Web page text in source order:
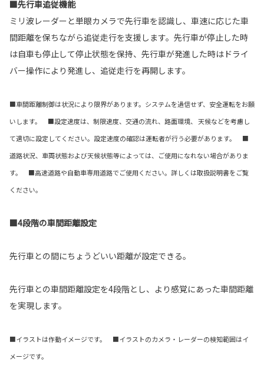
■先行車追従機能
ミリ波レーダーと単眼カメラで先行車を認識し、車速に応じた車
間距離を保ちながら追従走行を支援します。先行車が停止した時
は自車も停止して停止状態を保持、先行車が発進した時はドライ
バー操作により発進し、追従走行を再開します。
■車間距離制御は状況により限界があります。システムを過信せず、安全運転をお願
いします。 ■設定速度は、制限速度、交通の流れ、路面環境、 天候などを考慮し
て適切に設定してください。設定速度の確認は運転者が行う必要があります。 ■
道路状況、車両状態および天候状態等によっては、ご使用になれない場合がありま
す。 ■高速道路や自動車専用道路でご使用ください。詳しくは取扱説明書をご覧
ください。
■4段階の車間距離設定
先行車との間にちょうどいい距離が設定できる。
先行車との車間距離設定を4段階とし、より感覚にあった車間距離
を実現します。
■イラストは作動イメージです。 ■イラストのカメラ・レーダーの検知範囲はイ
メージです。